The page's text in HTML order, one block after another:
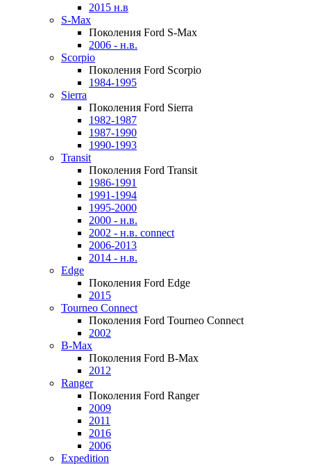
2015 н.в
S-Max
Поколения Ford S-Max
2006 - н.в.
Scorpio
Поколения Ford Scorpio
1984-1995
Sierra
Поколения Ford Sierra
1982-1987
1987-1990
1990-1993
Transit
Поколения Ford Transit
1986-1991
1991-1994
1995-2000
2000 - н.в.
2002 - н.в. connect
2006-2013
2014 - н.в.
Edge
Поколения Ford Edge
2015
Tourneo Connect
Поколения Ford Tourneo Connect
2002
B-Max
Поколения Ford B-Max
2012
Ranger
Поколения Ford Ranger
2009
2011
2016
2006
Expedition